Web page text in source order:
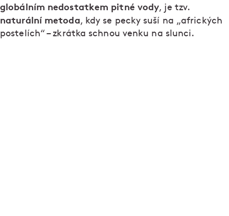
globálním nedostatkem pitné vody, je tzv.
naturální metoda, kdy se pecky suší na „afrických
postelích“ – zkrátka schnou venku na slunci.